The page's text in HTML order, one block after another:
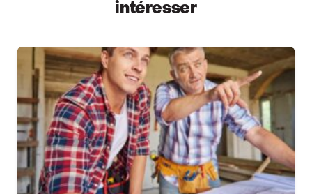
intéresser